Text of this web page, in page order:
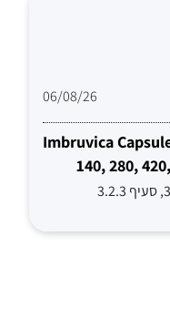
06/08/26
Imbruvica
140, 280,